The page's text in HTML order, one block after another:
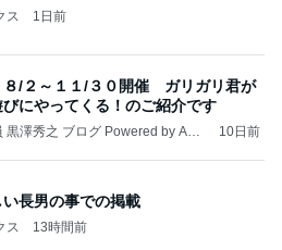
ス 1日前
８/２～１１/３０開催 ガリガリ君が
にやってくる！のご紹介です
黒澤秀之 ブログ Powered by Ame
10日前
長男の事での掲載
ス 13時間前